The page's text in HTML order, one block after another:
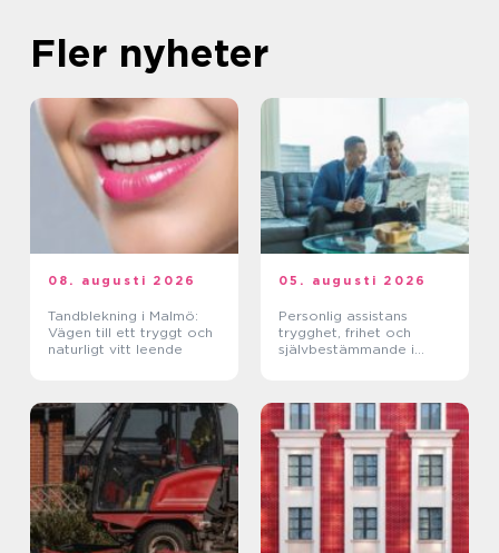
Fler nyheter
08. augusti 2026
Tandblekning i Malmö:
Vägen till ett tryggt och
naturligt vitt leende
05. augusti 2026
Personlig assistans
trygghet, frihet och
självbestämmande i